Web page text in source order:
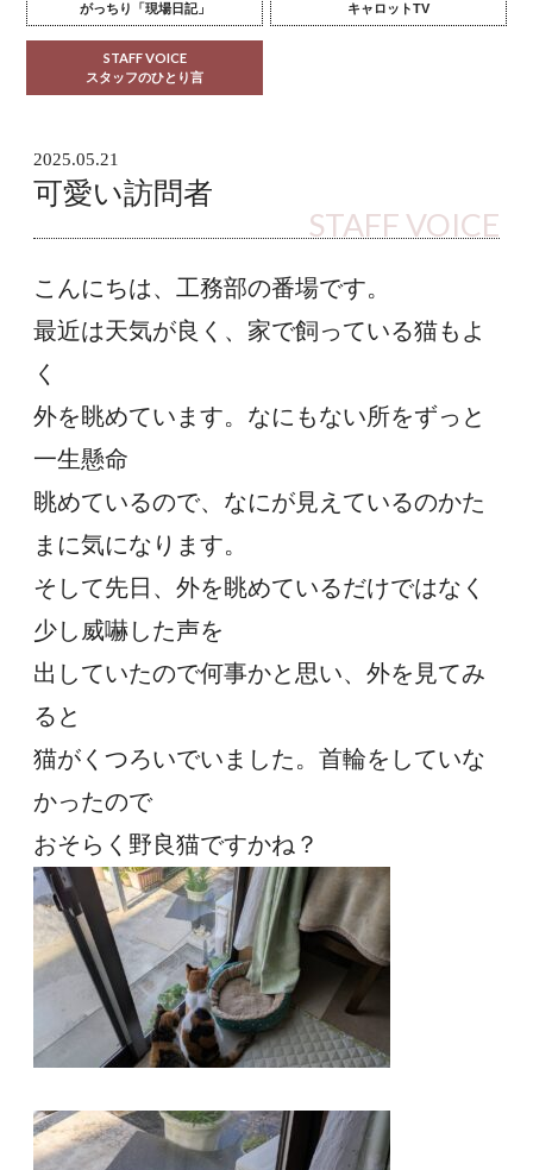
がっちり「現場日記」 キャロットTV
STAFF VOICE
スタッフのひとり言
2025.05.21
可愛い訪問者
STAFF VOICE
こんにちは、工務部の番場です。
最近は天気が良く、家で飼っている猫もよ
く
外を眺めています。なにもない所をずっと
一生懸命
眺めているので、なにが見えているのかた
まに気になります。
そして先日、外を眺めているだけではなく
少し威嚇した声を
出していたので何事かと思い、外を見てみ
ると
猫がくつろいでいました。首輪をしていな
かったので
おそらく野良猫ですかね？